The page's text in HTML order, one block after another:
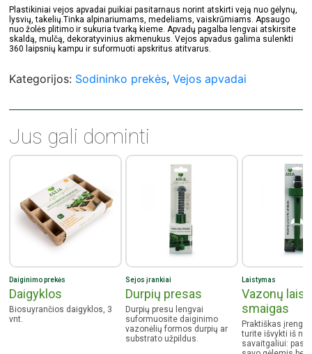
Plastikiniai vejos apvadai puikiai pasitarnaus norint atskirti veją nuo gėlynų,
lysvių, takelių.Tinka alpinariumams, medeliams, vaiskrūmiams. Apsaugo
nuo žolės plitimo ir sukuria tvarką kieme. Apvadų pagalba lengvai atskirsite
skaldą, mulčą, dekoratyvinius akmenukus. Vejos apvadus galima sulenkti
360 laipsnių kampu ir suformuoti apskritus atitvarus.
Kategorijos: Sodininko prekės,Vejos apvadai
Jus gali dominti
Daiginimo prekės
Daigyklos
Biosuyrančios daigyklos, 3
vnt.
Sejos įrankiai
Durpių presas
Durpių presu lengvai
suformuosite daiginimo
vazonėlių formos durpių ar
substrato užpildus.
Laistymas
Vazonų
smaigas
Praktiškas
turite išvykti iš
savaitgaliui: